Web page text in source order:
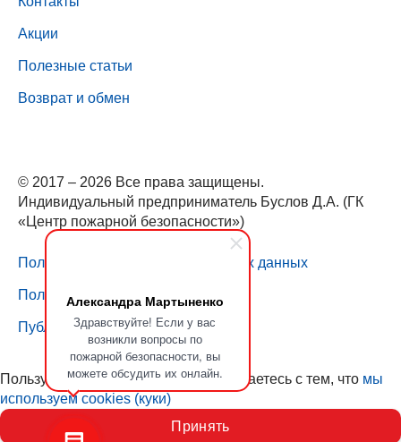
Александра Мартыненко
Здравствуйте! Если у вас
возникли вопросы по
пожарной безопасности, вы
можете обсудить их онлайн.
Акции
Полезные статьи
Возврат и обмен
© 2017 – 2026 Все права защищены.
Индивидуальный предприниматель Буслов Д.А. (ГК
«Центр пожарной безопасности»)
Политика обработки персональных данных
Пользовательское соглашение
Публичная оферта
Пользуясь нашим сайтом, вы соглашаетесь с тем, что мы
используем cookies (куки)
Принять